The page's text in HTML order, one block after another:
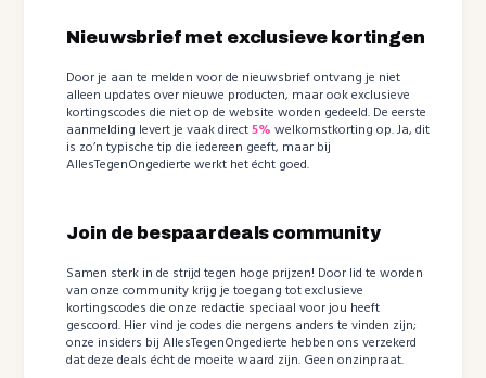
Nieuwsbrief met exclusieve kortingen
Door je aan te melden voor de nieuwsbrief ontvang je niet
alleen updates over nieuwe producten, maar ook exclusieve
kortingscodes die niet op de website worden gedeeld. De eerste
aanmelding levert je vaak direct5% welkomstkorting op. Ja, dit
is zo’n typische tip die iedereen geeft, maar bij
AllesTegenOngedierte werkt het écht goed.
Join de bespaardeals community
Samen sterk in de strijd tegen hoge prijzen! Door lid te worden
van onze community krijg je toegang tot exclusieve
kortingscodes die onze redactie speciaal voor jou heeft
gescoord. Hier vind je codes die nergens anders te vinden zijn;
onze insiders bij AllesTegenOngedierte hebben ons verzekerd
dat deze deals écht de moeite waard zijn. Geen onzinpraat.